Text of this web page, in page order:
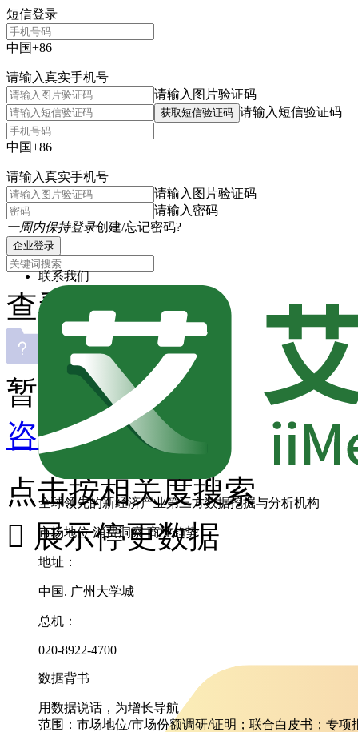
短信登录
中国+86
请输入真实手机号
请输入图片验证码
获取短信验证码 请输入短信验证码
中国+86
请输入真实手机号
请输入图片验证码
请输入密码
一周内保持登录创建/忘记密码?
企业登录
联系我们
全球领先的新经济产业第三方数据挖掘与分析机构
市场地位 消费洞察 商业趋势
地址：
中国. 广州大学城
总机：
020-8922-4700
数据背书
用数据说话，为增长导航
范围：市场地位/市场份额调研/证明；联合白皮书；专
查看主题
暂无匹配内容
咨询其它数据
点击按相关度搜索
 展示停更数据